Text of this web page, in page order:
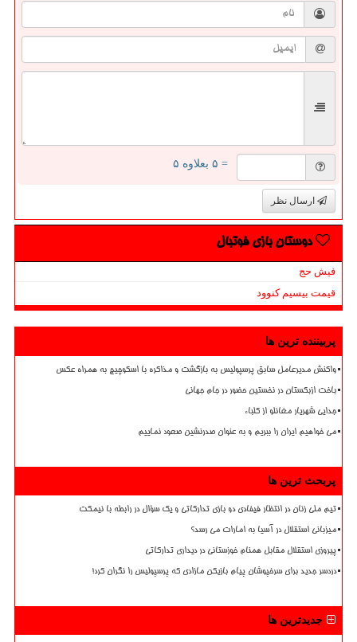
= ۵ بعلاوه ۵
ارسال نظر
دوستان بازی فوتبال
فیش حج
قیمت بیسیم کنوود
پربیننده ترین ها
واکنش مدیرعامل سابق پرسپولیس به بازگشت و مذاکره با اسکوچیچ به همراه عکس
باخت ازبکستان در نخستین حضور در جام جهانی
جدایی شهریار مغانلو از کلباء
می خواهیم ایران را ببریم و به عنوان صدرنشین صعود نماییم
پربحث ترین ها
تیم ملی زنان در انتظار فیفادی دو بازی تدارکاتی و یک سؤال در رابطه با نیمکت
میزبانی استقلال در آسیا به امارات می رسد؟
پیروزی استقلال مقابل همنام خوزستانی در دیداری تدارکاتی
دردسر جدید برای سرخپوشان پیام بازیکن مازادی که پرسپولیس را نگران کرد!
جدیدترین ها